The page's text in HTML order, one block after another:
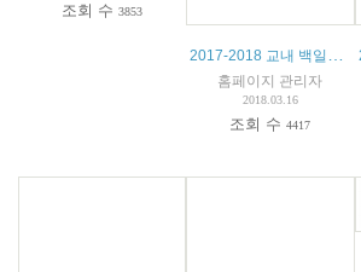
조회 수3853
2017-2018 교내 백일장 수상자
홈페이지 관리자
2018.03.16
조회 수4417